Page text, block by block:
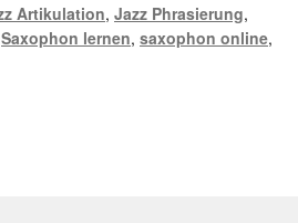
Artikulation,Jazz Phrasierung,
Saxophon lernen,saxophon online,